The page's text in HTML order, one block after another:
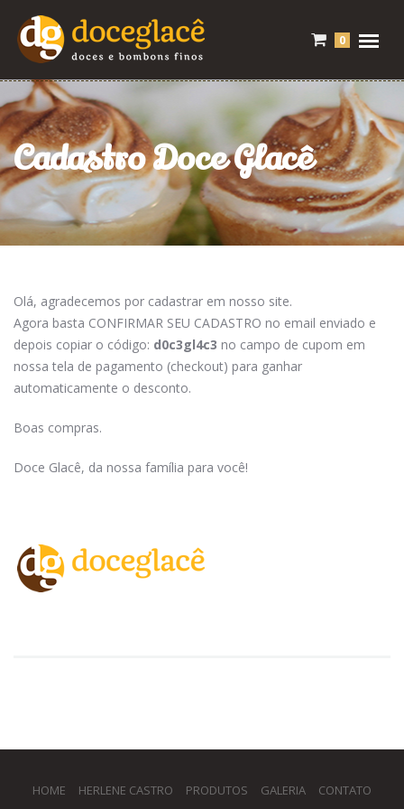
0
Cadastro Doce Glacê
Olá, agradecemos por cadastrar em nosso site.
Agora basta CONFIRMAR SEU CADASTRO no email enviado e
depois copiar o código: d0c3gl4c3 no campo de cupom em
nossa tela de pagamento (checkout) para ganhar
automaticamente o desconto.
Boas compras.
Doce Glacê, da nossa família para você!
HOME HERLENE CASTRO PRODUTOS GALERIA CONTATO